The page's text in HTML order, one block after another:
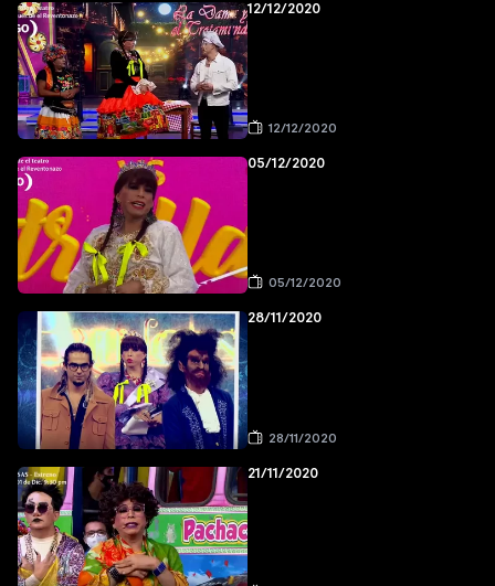
12/12/2020
12/12/2020
05/12/2020
05/12/2020
28/11/2020
28/11/2020
21/11/2020